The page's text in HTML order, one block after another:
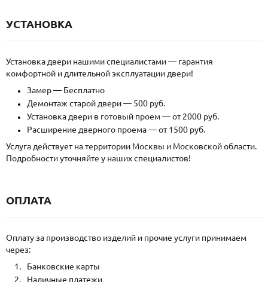
УСТАНОВКА
Установка двери нашими специалистами — гарантия
комфортной и длительной эксплуатации двери!
Замер — Бесплатно
Демонтаж старой двери — 500 руб.
Установка двери в готовый проем — от 2000 руб.
Расширение дверного проема — от 1500 руб.
Услуга действует на территории Москвы и Московской области.
Подробности уточняйте у наших специалистов!
ОПЛАТА
Оплату за производство изделий и прочие услуги принимаем
через:
Банковские карты
Наличные платежи